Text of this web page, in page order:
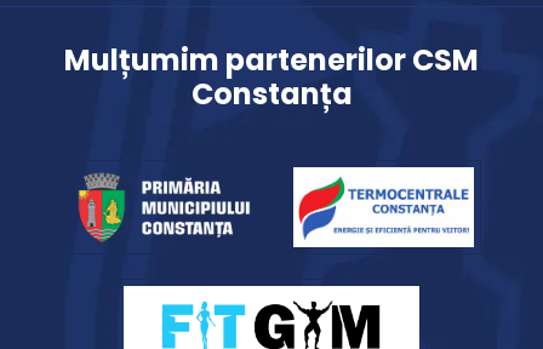
Mulțumim partenerilor CSM
Constanța